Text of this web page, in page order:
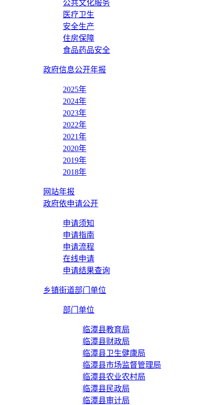
公共文化服务
医疗卫生
安全生产
住房保障
食品药品安全
政府信息公开年报
2025年
2024年
2023年
2022年
2021年
2020年
2019年
2018年
网站年报
政府依申请公开
申请须知
申请指南
申请流程
在线申请
申请结果查询
乡镇街道部门单位
部门单位
临潭县教育局
临潭县财政局
临潭县卫生健康局
临潭县市场监督管理局
临潭县农业农村局
临潭县民政局
临潭县审计局